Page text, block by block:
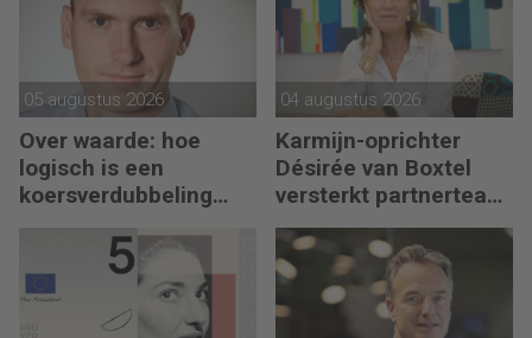
05 augustus 2026
Over waarde: hoe
logisch is een
koersverdubbeling
04 augustus 2026
Karmijn-oprichter
Désirée van Boxtel
versterkt partnerteam
CFO Capabel